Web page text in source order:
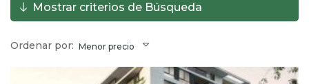
Mostrar criterios de Búsqueda
Ordenar por: Menor precio